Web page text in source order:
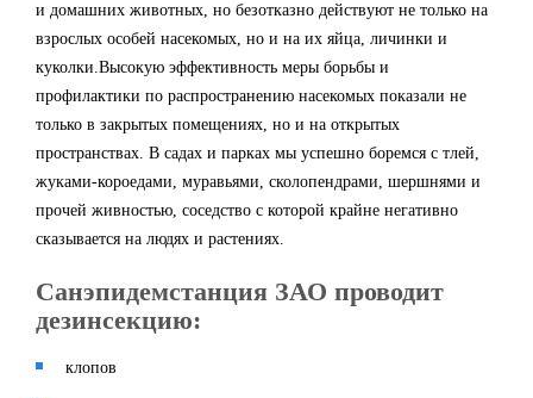
и домашних животных, но безотказно действуют не только на
взрослых особей насекомых, но и на их яйца, личинки и
куколки.Высокую эффективность меры борьбы и
профилактики по распространению насекомых показали не
только в закрытых помещениях, но и на открытых
пространствах. В садах и парках мы успешно боремся с тлей,
жуками-короедами, муравьями, сколопендрами, шершнями и
прочей живностью, соседство с которой крайне негативно
сказывается на людях и растениях.
Санэпидемстанция ЗАО проводит
дезинсекцию:
клопов